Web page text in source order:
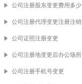
公司注册股东变更费用多少
公司注册代理变更注册注销
公司证照注册变更
公司注册地变更后办公场所
公司注册手机号变更